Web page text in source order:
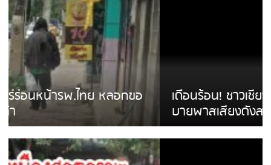
เดือนร้อน! ชาวเชียงรายบ่นรถ Isuzu สีขาวซิ่ง
บายพาสเสียงดังสร้างความรำคาญ